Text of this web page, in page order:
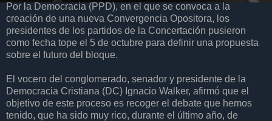
Por la Democracia (PPD), en el que se convoca a la
creación de una nueva Convergencia Opositora, los
presidentes de los partidos de la Concertación pusieron
como fecha tope el 5 de octubre para definir una propuesta
sobre el futuro del bloque.
El vocero del conglomerado, senador y presidente de la
Democracia Cristiana (DC) Ignacio Walker, afirmó que el
objetivo de este proceso es recoger el debate que hemos
tenido, que ha sido muy rico, durante el último año, de